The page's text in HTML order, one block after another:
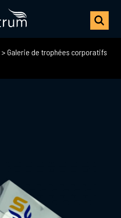
> Galerie de trophées corporatifs